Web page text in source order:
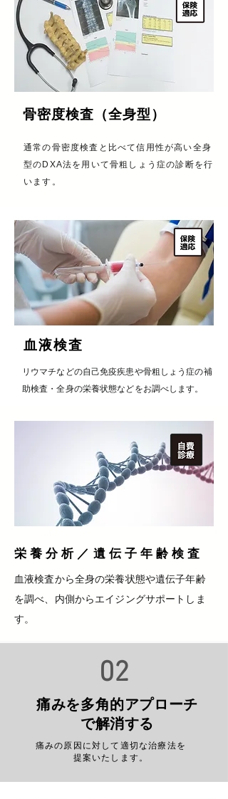
​骨密度検査（全身型）
​通常の骨密度検査と比べて信用性が高い全身
型のDXA法を用いて骨粗しょう症の診断を行
います。
血液検査
​リウマチなどの自己免疫疾患や骨粗しょう症の補
助検査・全身の栄養状態などをお調べします。
栄養分析／遺伝子年齢検査
​血液検査から全身の栄養状態や遺伝子年齢
を調べ、内側からエイジングサポートしま
す。
02
​痛みを多角的アプローチ
で解消する
​痛みの原因に対して適切な治療法を
提案いたします。